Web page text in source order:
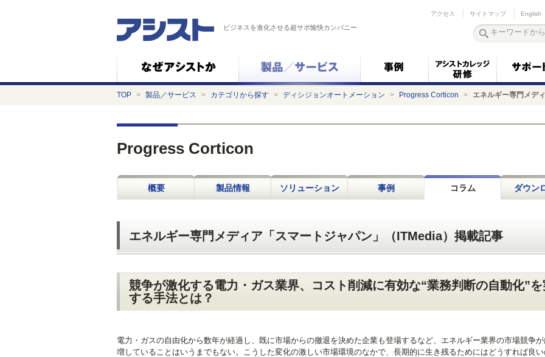
ビジネスを進化させる超サポ愉快カンパニー
アクセス サイトマップ English
TOP > 製品／サービス > カテゴリから探す > ディシジョンオートメーション > Progress Corticon > エネルギー専門メデ
Progress Corticon
概要 製品情報 ソリューション 事例 コラム ダウン
エネルギー専門メディア「スマートジャパン」（ITMedia）掲載記事
競争が激化する電力・ガス業界、コスト削減に有効な“業務判断の自動化”
する手法とは？
電力・ガスの自由化から数年が経過し、既に市場からの撤退を決めた企業も登場するなど、エネルギー業界の市場競争
増していることはいうまでもない。こうした変化の激しい市場環境のなかで、長期的に生き残るためにはどうすれば良